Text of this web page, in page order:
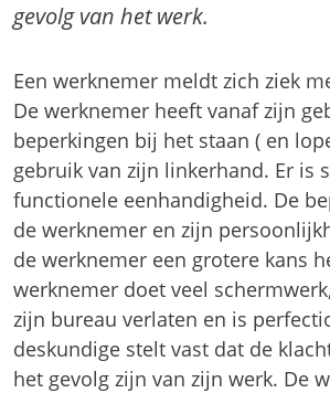
gevolg van het werk.
Een werknemer meldt zich ziek
De werknemer heeft vanaf zijn
beperkingen bij het staan ( en
gebruik van zijn linkerhand. Er is
functionele eenhandigheid. De
de werknemer en zijn
de werknemer een grotere kans
werknemer doet veel
zijn bureau verlaten en is
deskundige stelt vast dat de
het gevolg zijn van zijn werk. De